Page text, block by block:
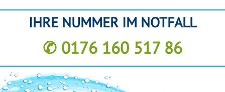
IHRE NUMMER IM NOTFALL
✆ 0176 160 517 86